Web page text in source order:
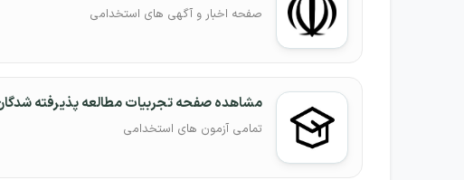
صفحه اخبار و آگهی های استخدامی
مشاهده صفحه تجربیات مطالعه پذیرفته
تمامی آزمون های استخدامی